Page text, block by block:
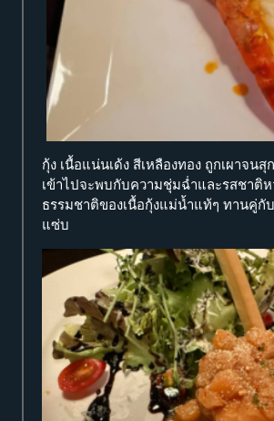
กุ้ง เนื้อแน่นเด้ง สีเหลืองทอง ถูกเผาจนสุ
เข้าไปจะพบกับความชุ่มฉ่ำและรสชาติ
ธรรมชาติของเนื้อกุ้งแม่น้ำแท้ๆ ทานคู่
แซ่บ